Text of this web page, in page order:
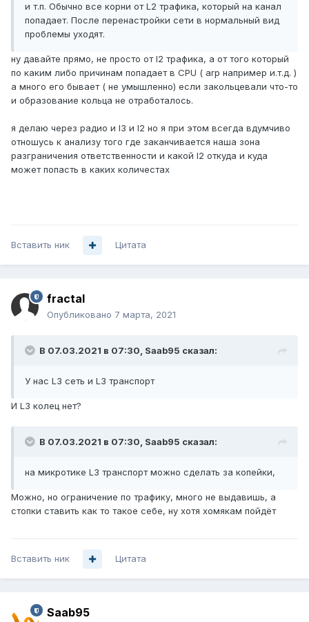
и т.п. Обычно все корни от L2 трафика, который на канал
попадает. После перенастройки сети в нормальный вид
проблемы уходят.
ну давайте прямо, не просто от l2 трафика, а от того который
по каким либо причинам попадает в CPU ( arp например и.т.д. )
а много его бывает ( не умышленно) если закольцевали что-то
и образование кольца не отработалось.
я делаю через радио и l3 и l2 но я при этом всегда вдумчиво
отношусь к анализу того где заканчивается наша зона
разграничения ответственности и какой l2 откуда и куда
может попасть в каких количестах
Вставить ник Цитата
fractal
Опубликовано 7 марта, 2021
В 07.03.2021 в 07:30, Saab95 сказал:
У нас L3 сеть и L3 транспорт
И L3 колец нет?
В 07.03.2021 в 07:30, Saab95 сказал:
на микротике L3 транспорт можно сделать за копейки,
Можно, но ограничение по трафику, много не выдавишь, а
стопки ставить как то такое себе, ну хотя хомякам пойдёт
Вставить ник Цитата
Saab95